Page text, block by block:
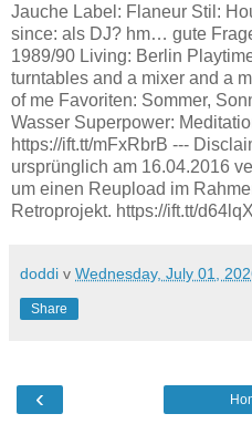
Jauche Label: Flaneur Stil:
since: als DJ? hm… gute
1989/90 Living: Berlin
turntables and a mixer and a
of me Favoriten: Sommer,
Wasser Superpower:
https://ift.tt/mFxRbrB ---
ursprünglich am 16.04.2016
um einen Reupload im
Retroprojekt. https://ift.tt/
doddi v Wednesday, July 01,
Share
‹